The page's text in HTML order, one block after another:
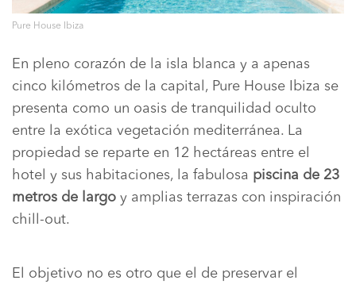
Pure House Ibiza
En pleno corazón de la isla blanca y a apenas
cinco kilómetros de la capital, Pure House Ibiza se
presenta como un oasis de tranquilidad oculto
entre la exótica vegetación mediterránea. La
propiedad se reparte en 12 hectáreas entre el
hotel y sus habitaciones, la fabulosa piscina de 23
metros de largo y amplias terrazas con inspiración
chill-out.
El objetivo no es otro que el de preservar el